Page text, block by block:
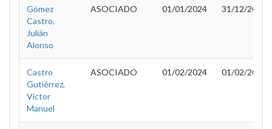
Gómez
Castro,
Julián
Alonso
ASOCIADO 01/01/2024 31/12/2025
Castro
Gutiérrez,
Victor
Manuel
ASOCIADO 01/02/2024 01/02/2025